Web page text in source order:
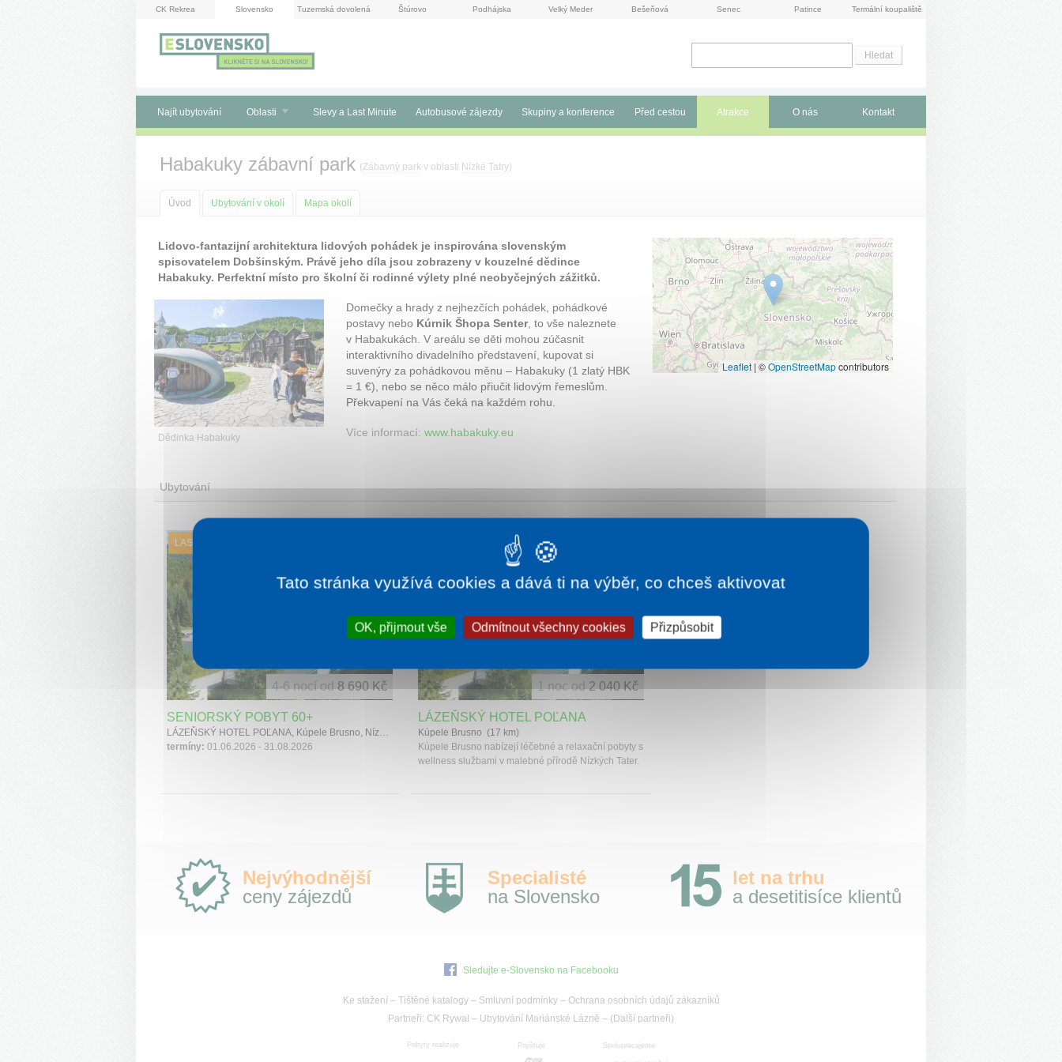
CK Rekrea Slovensko Tuzemská dovolená Štúrovo Podhájska Velký Meder Bešeňová Senec Patince Termální koupaliště
Najít ubytování Oblasti Slevy a Last Minute Autobusové zájezdy Skupiny a konference Před cestou Atrakce O nás Kontakt
Habakuky zábavní park (Zábavný park v oblasti Nízké Tatry)
Úvod Ubytování v okolí Mapa okolí
Lidovo-fantazijní architektura lidových pohádek je inspirována slovenským
spisovatelem Dobšinským. Právě jeho díla jsou zobrazeny v kouzelné dědince
Habakuky. Perfektní místo pro školní či rodinné výlety plné neobyčejných zážitků.
Dědinka Habakuky
Domečky a hrady z nejhezčích pohádek, pohádkové
postavy nebo Kúrnik Šhopa Senter, to vše naleznete
v Habakukách. V areálu se děti mohou zúčasnit
interaktivního divadelního představení, kupovat si
suvenýry za pohádkovou měnu – Habakuky (1 zlatý HBK
= 1 €), nebo se něco málo přiučit lidovým řemeslům.
Překvapení na Vás čeká na každém rohu.
Více informací: www.habakuky.eu
Leaflet | ©OpenStreetMapcontributors
Ubytování
LAST MINUTE
SENIORSKÝ POBYT 60+
LÁZEŇSKÝ HOTEL POĽANA, Kúpele Brusno, Nízké Tatry
termíny: 01.06.2026 - 31.08.2026
4-6 nocí od8 690 Kč
SLEVA
LÁZEŇSKÝ HOTEL POĽANA
Kúpele Brusno (17 km)
Kúpele Brusno nabízejí léčebné a relaxační pobyty s
wellness službami v malebné přírodě Nízkých Tater.
1 noc od2 040 Kč
Proč
e-
Slovensko.cz?
Nejvýhodnější
ceny zájezdů
Specialisté
na Slovensko
let na trhu
a desetitisíce klientů
Sledujte e-Slovensko na Facebooku
Ke stažení – Tištěné katalogy– Smluvní podmínky– Ochrana osobních údajů zákazníků
Partneři: CK Rywal – Ubytování Mariánské Lázně – (Další partneři)
Pobyty realizuje Pojišťuje Spolupracujeme
Tato stránka využívá cookies a dává ti na výběr, co chceš aktivovat
OK, přijmout vše Odmítnout všechny cookies Přizpůsobit